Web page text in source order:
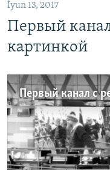
İyun 13, 2017
Первый
картинкой
Первый канал с
No media